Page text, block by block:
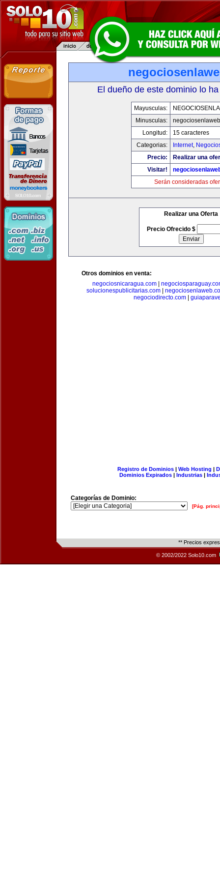
El dueño de este dominio lo
Mayusculas:
Minusculas:
Longitud:
15 caracteres
Categorias:
Internet,
Precio:
Realizar una
Visitar!
Serán consideradas
Realizar una Oferta
Precio Ofrecido $
Otros dominios en venta:
negociosnicaragua.com
solucionespublicitarias.com
negociodirecto.com
Registro de Dominios| Web Hosting |
Dominios Expirados | Industrias |
Categorías de Dominio:
[Pág.
** Precios
© 2002/2022 Solo10.com